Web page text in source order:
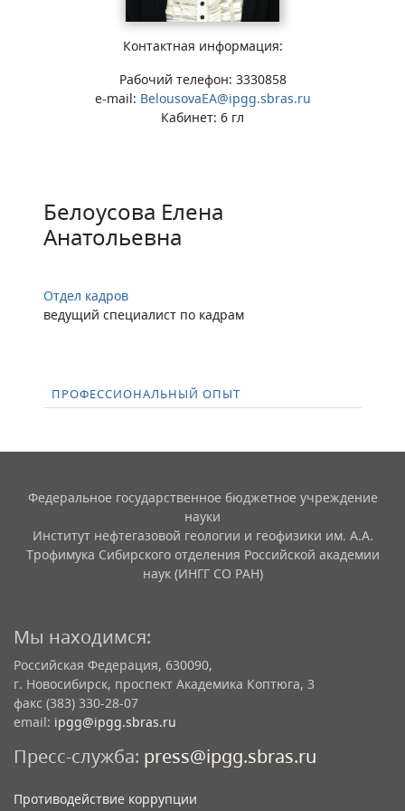
Контактная информация:
Рабочий телефон: 3330858
e-mail: BelousovaEA@ipgg.sbras.ru
Кабинет: 6 гл
Белоусова Елена
Анатольевна
Отдел кадров
ведущий специалист по кадрам
ПРОФЕССИОНАЛЬНЫЙ ОПЫТ
Федеральное государственное бюджетное учреждение
науки
Институт нефтегазовой геологии и геофизики им. А.А.
Трофимука Сибирского отделения Российской академии
наук (ИНГГ СО РАН)
Мы находимся:
Российская Федерация, 630090,
г. Новосибирск, проспект Академика Коптюга, 3
факс (383) 330-28-07
email: ipgg@ipgg.sbras.ru
Пресс-служба: press@ipgg.sbras.ru
Противодействие коррупции